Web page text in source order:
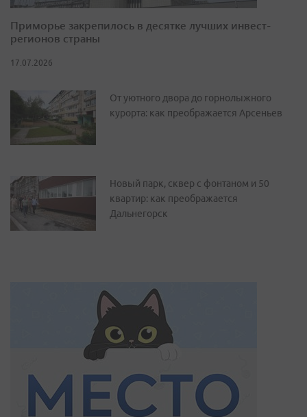
Приморье закрепилось в десятке лучших инвест-
регионов страны
17.07.2026
От уютного двора до горнолыжного
курорта: как преображается Арсеньев
Новый парк, сквер с фонтаном и 50
квартир: как преображается
Дальнегорск